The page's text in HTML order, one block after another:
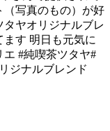
（写真のもの）が好
ヤオリジナルブレ
す️ 明日も元気に
エ #純喫茶ツタヤ#
ジナルブレンド